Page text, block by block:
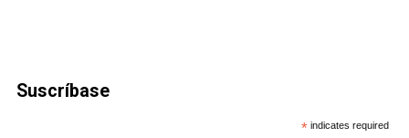
Suscríbase
* indicates required